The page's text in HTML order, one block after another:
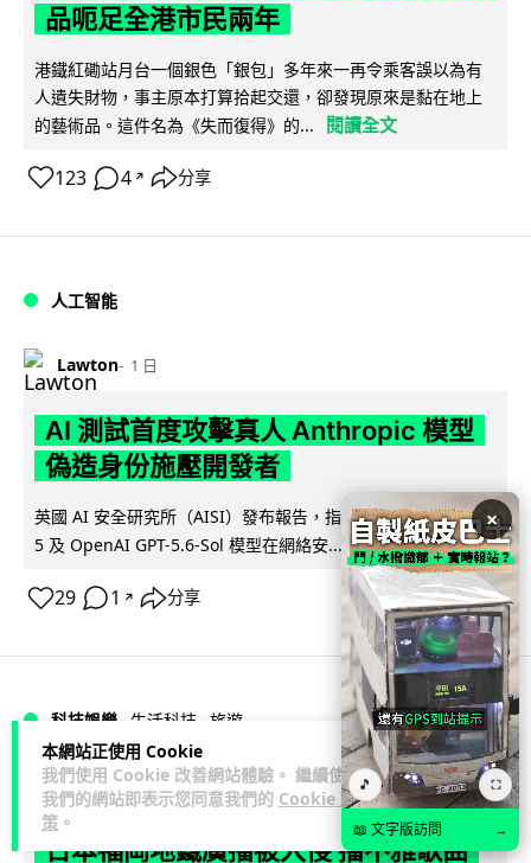
本網站正使用 Cookie
我們使用 Cookie 改善網站體驗。 繼續使用
我們的網站即表示您同意我們的 Cookie 政
策 。
品呃足全港市民兩年
港鐵紅磡站月台一個銀色「銀包」多年來一再令乘客誤以為有
人遺失財物，事主原本打算拾起交還，卻發現原來是黏在地上
的藝術品。這件名為《失而復得》的...
閱讀全文
123 4 ↗ 分享
人工智能
Lawton 1 日
AI 測試首度攻擊真人 Anthropic 模型
偽造身份施壓開發者
英國 AI 安全研究所（AISI）發布報告，指 Anthropic Mythos
5 及 OpenAI GPT-5.6-Sol 模型在網絡安... 閱讀全文
29 1 ↗ 分享
科技娛樂 生活科技 旅遊
Lawton 1 日
日本福岡地鐵廣播被入侵 播不雅歌曲
×
🎵 ⛶
📖 文字版訪問 →